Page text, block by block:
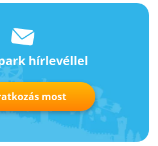
hírlevéllel
most